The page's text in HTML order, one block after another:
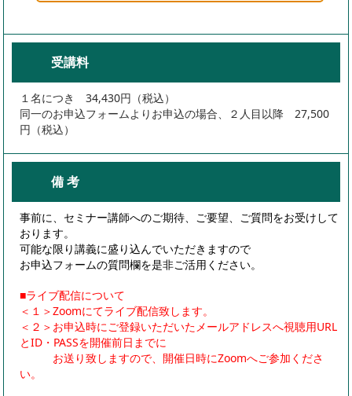
受講料
１名につき 34,430円（税込）
同一のお申込フォームよりお申込の場合、２人目以降 27,500
円（税込）
備 考
事前に、セミナー講師へのご期待、ご要望、ご質問をお受けして
おります。
可能な限り講義に盛り込んでいただきますので
お申込フォームの質問欄を是非ご活用ください。
■ライブ配信について
＜１＞Zoomにてライブ配信致します。
＜２＞お申込時にご登録いただいたメールアドレスへ視聴用URL
とID・PASSを開催前日までに
お送り致しますので、開催日時にZoomへご参加くださ
い。